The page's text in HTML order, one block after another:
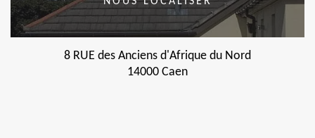
8 RUE des Anciens d'Afrique du Nord
14000 Caen